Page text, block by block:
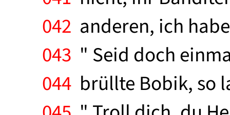
042 anderen, ich
043 " Seid doch
044 brüllte Bobik, so